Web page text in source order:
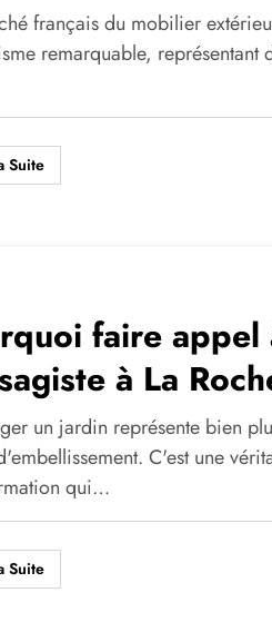
Beliani,
français du mobilier
remarquable, représentant
Suite
faire appel
à La
votre
un jardin représente bien
C'est une
qui…
Suite